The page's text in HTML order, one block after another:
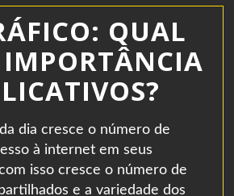
QUAL
dia cresce o número de
à internet em seus
isso cresce o número de
e a variedade dos